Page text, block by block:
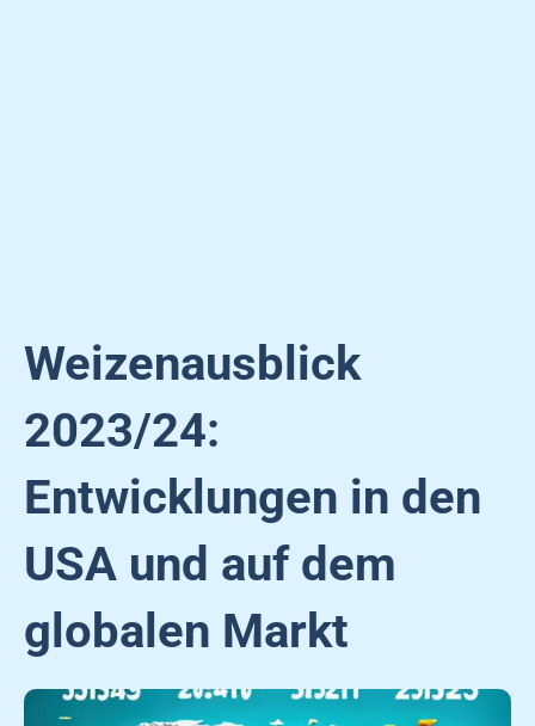
Weizenausblick
2023/24:
Entwicklungen in den
USA und auf dem
globalen Markt